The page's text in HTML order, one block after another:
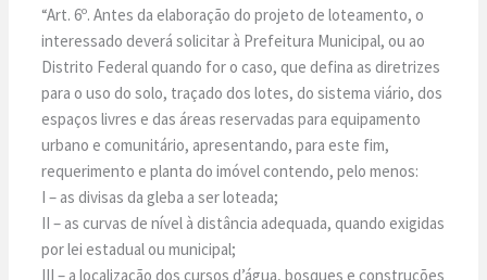
“Art. 6º. Antes da elaboração do projeto de loteamento, o
interessado deverá solicitar à Prefeitura Municipal, ou ao
Distrito Federal quando for o caso, que defina as diretrizes
para o uso do solo, traçado dos lotes, do sistema viário, dos
espaços livres e das áreas reservadas para equipamento
urbano e comunitário, apresentando, para este fim,
requerimento e planta do imóvel contendo, pelo menos:
I – as divisas da gleba a ser loteada;
II – as curvas de nível à distância adequada, quando exigidas
por lei estadual ou municipal;
III – a localização dos cursos d’água, bosques e construções